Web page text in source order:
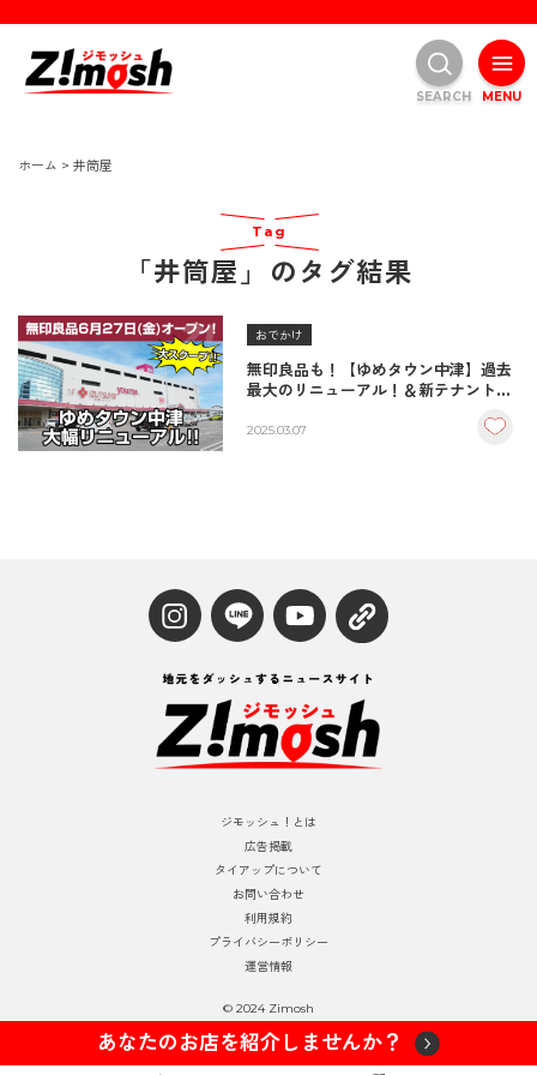
ホーム > 井筒屋
Tag
「井筒屋」のタグ結果
おでかけ
無印良品も！【ゆめタウン中津】過去
最大のリニューアル！＆新テナント｜
2025.03.07
ジモッシュ！とは
広告掲載
タイアップについて
お問い合わせ
利用規約
プライバシーポリシー
運営情報
© 2024 Zimosh
あなたのお店を紹介しませんか？
MENU
SEARCH